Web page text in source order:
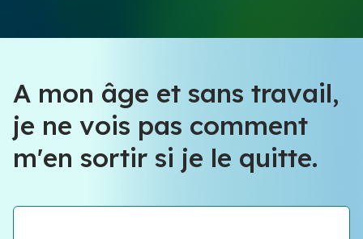
A mon âge et sans travail,
je ne vois pas comment
m'en sortir si je le quitte.